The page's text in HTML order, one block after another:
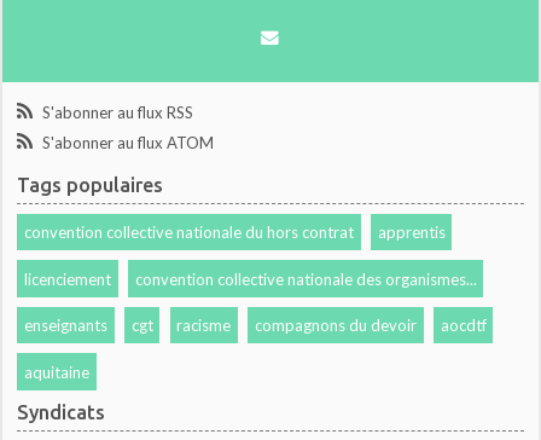
S'abonner au flux RSS
S'abonner au flux ATOM
Tags populaires
convention collective nationale du hors contrat apprentis
licenciement convention collective nationale des organismes...
enseignants cgt racisme compagnons du devoir aocdtf
aquitaine
Syndicats